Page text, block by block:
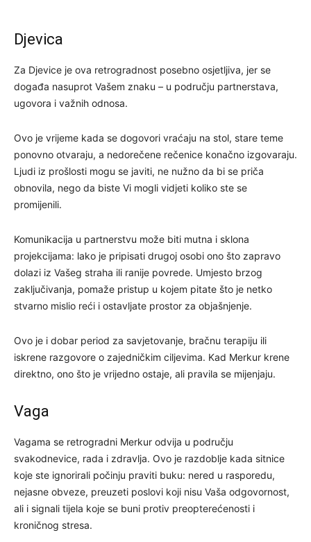
Djevica
Za Djevice je ova retrogradnost posebno osjetljiva, jer se
događa nasuprot Vašem znaku – u području partnerstava,
ugovora i važnih odnosa.
Ovo je vrijeme kada se dogovori vraćaju na stol, stare teme
ponovno otvaraju, a nedorečene rečenice konačno izgovaraju.
Ljudi iz prošlosti mogu se javiti, ne nužno da bi se priča
obnovila, nego da biste Vi mogli vidjeti koliko ste se
promijenili.
Komunikacija u partnerstvu može biti mutna i sklona
projekcijama: lako je pripisati drugoj osobi ono što zapravo
dolazi iz Vašeg straha ili ranije povrede. Umjesto brzog
zaključivanja, pomaže pristup u kojem pitate što je netko
stvarno mislio reći i ostavljate prostor za objašnjenje.
Ovo je i dobar period za savjetovanje, bračnu terapiju ili
iskrene razgovore o zajedničkim ciljevima. Kad Merkur krene
direktno, ono što je vrijedno ostaje, ali pravila se mijenjaju.
Vaga
Vagama se retrogradni Merkur odvija u području
svakodnevice, rada i zdravlja. Ovo je razdoblje kada sitnice
koje ste ignorirali počinju praviti buku: nered u rasporedu,
nejasne obveze, preuzeti poslovi koji nisu Vaša odgovornost,
ali i signali tijela koje se buni protiv preopterećenosti i
kroničnog stresa.